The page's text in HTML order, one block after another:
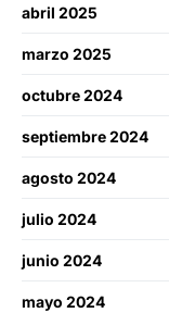
abril 2025
marzo 2025
octubre 2024
septiembre 2024
agosto 2024
julio 2024
junio 2024
mayo 2024